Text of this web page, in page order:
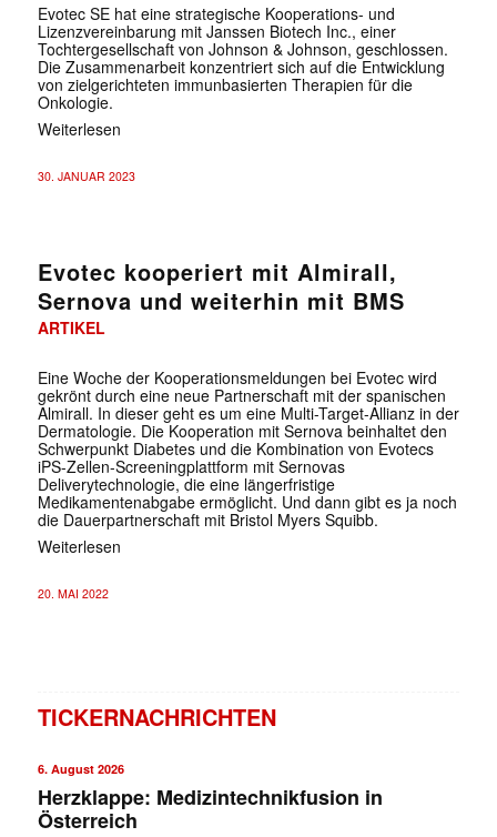
Evotec SE hat eine strategische Kooperations- und
Lizenzvereinbarung mit Janssen Biotech Inc., einer
Tochtergesellschaft von Johnson & Johnson, geschlossen.
Die Zusammenarbeit konzentriert sich auf die Entwicklung
von zielgerichteten immunbasierten Therapien für die
Onkologie.
Weiterlesen
30. JANUAR 2023
Evotec kooperiert mit Almirall,
Sernova und weiterhin mit BMS
ARTIKEL
Eine Woche der Kooperationsmeldungen bei Evotec wird
gekrönt durch eine neue Partnerschaft mit der spanischen
Almirall. In dieser geht es um eine Multi-Target-Allianz in der
Dermatologie. Die Kooperation mit Sernova beinhaltet den
Schwerpunkt Diabetes und die Kombination von Evotecs
iPS-Zellen-Screeningplattform mit Sernovas
Deliverytechnologie, die eine längerfristige
Medikamentenabgabe ermöglicht. Und dann gibt es ja noch
die Dauerpartnerschaft mit Bristol Myers Squibb.
Weiterlesen
20. MAI 2022
TICKERNACHRICHTEN
6. August 2026
Herzklappe: Medizintechnikfusion in
Österreich